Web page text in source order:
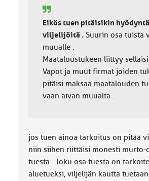
Eikös tuen pitäisikin
viljelijöitä .Suurin osa tuista
muualle .
Maataloustukeen liittyy
Vapot ja muut firmat joiden
pitäisi maksaa maatalouden
vaan aivan muualta .
jos tuen ainoa tarkoitus on pitää
niin siihen riittäisi monesti murto-
tuesta. Joku osa tuesta on
aluetueksi, viljelijän kautta